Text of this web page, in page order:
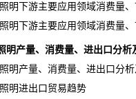
下游主要应用领域消费量、
下游主要应用领域消费量、
明产量、消费量、进出口分析
产量、消费量、进出口分析
明进出口贸易趋势